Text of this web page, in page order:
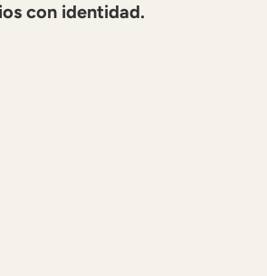
con identidad.